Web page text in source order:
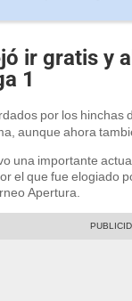
ir gratis y
1
por los hinchas
aunque ahora
una importante
el que fue elogiado
Apertura.